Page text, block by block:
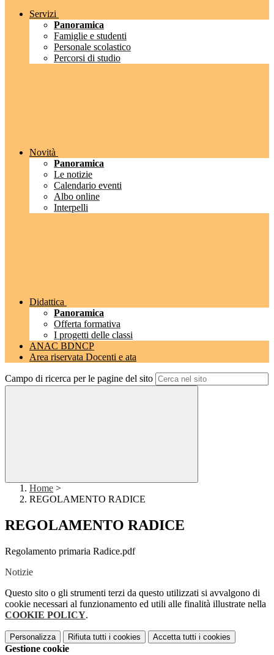
Servizi
Panoramica
Famiglie e studenti
Personale scolastico
Percorsi di studio
Novità
Panoramica
Le notizie
Calendario eventi
Albo online
Interpelli
Didattica
Panoramica
Offerta formativa
I progetti delle classi
ANAC BDNCP
Area riservata Docenti e ata
Campo di ricerca per le pagine del sito
Home >
REGOLAMENTO RADICE
REGOLAMENTO RADICE
Regolamento primaria Radice.pdf
Notizie
Questo sito o gli strumenti terzi da questo utilizzati si avvalgono di
cookie necessari al funzionamento ed utili alle finalità illustrate nella
COOKIE POLICY.
Personalizza Rifiuta tutti i cookies Accetta tutti i cookies
Gestione cookie